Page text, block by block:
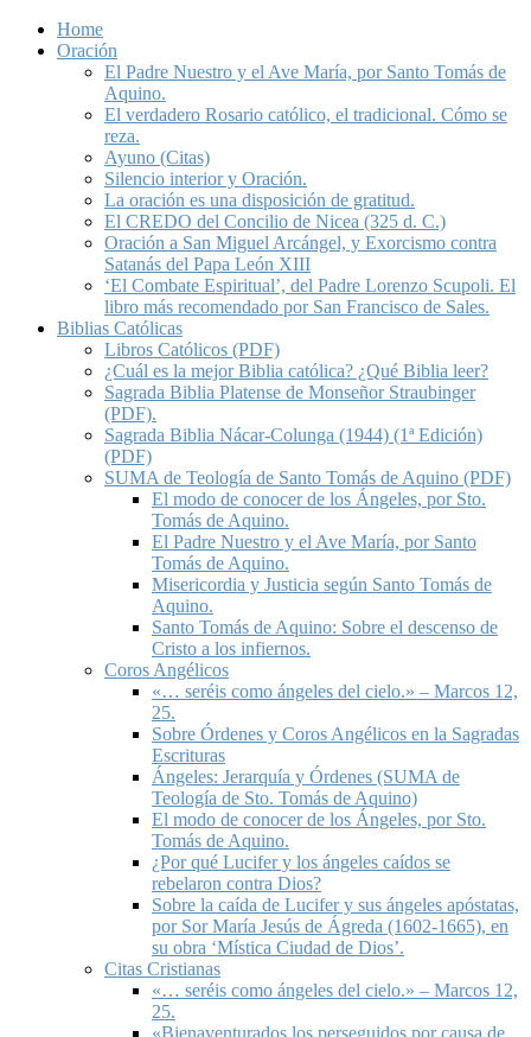
Home
Oración
El Padre Nuestro y el Ave María, por Santo Tomás de
Aquino.
El verdadero Rosario católico, el tradicional. Cómo se
reza.
Ayuno (Citas)
Silencio interior y Oración.
La oración es una disposición de gratitud.
El CREDO del Concilio de Nicea (325 d. C.)
Oración a San Miguel Arcángel, y Exorcismo contra
Satanás del Papa León XIII
‘El Combate Espiritual’, del Padre Lorenzo Scupoli. El
libro más recomendado por San Francisco de Sales.
Biblias Católicas
Libros Católicos (PDF)
¿Cuál es la mejor Biblia católica? ¿Qué Biblia leer?
Sagrada Biblia Platense de Monseñor Straubinger
(PDF).
Sagrada Biblia Nácar-Colunga (1944) (1ª Edición)
(PDF)
SUMA de Teología de Santo Tomás de Aquino (PDF)
El modo de conocer de los Ángeles, por Sto.
Tomás de Aquino.
El Padre Nuestro y el Ave María, por Santo
Tomás de Aquino.
Misericordia y Justicia según Santo Tomás de
Aquino.
Santo Tomás de Aquino: Sobre el descenso de
Cristo a los infiernos.
Coros Angélicos
«… seréis como ángeles del cielo.» – Marcos 12,
25.
Sobre Órdenes y Coros Angélicos en la Sagradas
Escrituras
Ángeles: Jerarquía y Órdenes (SUMA de
Teología de Sto. Tomás de Aquino)
El modo de conocer de los Ángeles, por Sto.
Tomás de Aquino.
¿Por qué Lucifer y los ángeles caídos se
rebelaron contra Dios?
Sobre la caída de Lucifer y sus ángeles apóstatas,
por Sor María Jesús de Ágreda (1602-1665), en
su obra ‘Mística Ciudad de Dios’.
Citas Cristianas
«… seréis como ángeles del cielo.» – Marcos 12,
25.
«Bienaventurados los perseguidos por causa de